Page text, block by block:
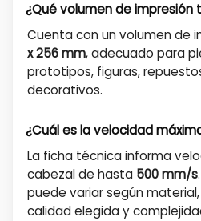
¿Qué volumen de impresión
Cuenta con un volumen de
x 256 mm, adecuado para
prototipos, figuras,
decorativos.
¿Cuál es la velocidad
La ficha técnica informa
cabezal de hasta 500 mm/s
puede variar según
calidad elegida y